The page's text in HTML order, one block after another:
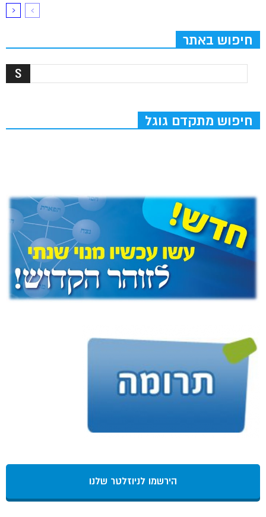
חיפוש באתר
חיפוש מתקדם גוגל
הירשמו לניוזלטר שלנו